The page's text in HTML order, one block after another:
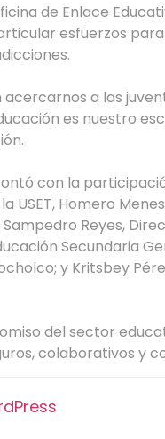
de Enlace
esfuerzos
acercarnos a las
es nuestro
con la
USET, Homero
Reyes,
Secundaria
y Kritsbey
del sector
colaborativos y